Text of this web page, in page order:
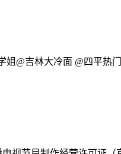
@吉林大冷面 @四平热